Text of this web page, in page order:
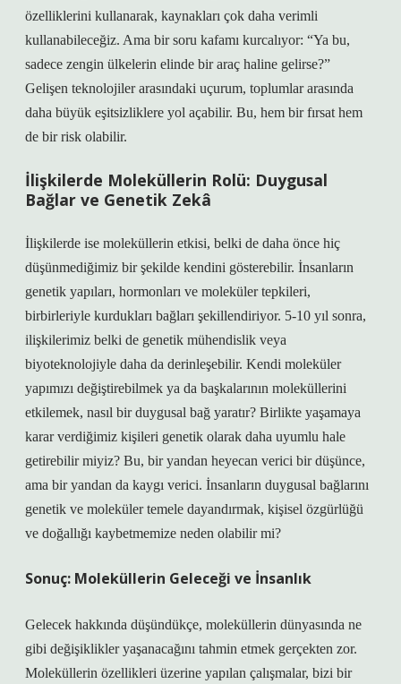
özelliklerini kullanarak, kaynakları çok daha verimli
kullanabileceğiz. Ama bir soru kafamı kurcalıyor: “Ya bu,
sadece zengin ülkelerin elinde bir araç haline gelirse?”
Gelişen teknolojiler arasındaki uçurum, toplumlar arasında
daha büyük eşitsizliklere yol açabilir. Bu, hem bir fırsat hem
de bir risk olabilir.
İlişkilerde Moleküllerin Rolü: Duygusal
Bağlar ve Genetik Zekâ
İlişkilerde ise moleküllerin etkisi, belki de daha önce hiç
düşünmediğimiz bir şekilde kendini gösterebilir. İnsanların
genetik yapıları, hormonları ve moleküler tepkileri,
birbirleriyle kurdukları bağları şekillendiriyor. 5-10 yıl sonra,
ilişkilerimiz belki de genetik mühendislik veya
biyoteknolojiyle daha da derinleşebilir. Kendi moleküler
yapımızı değiştirebilmek ya da başkalarının moleküllerini
etkilemek, nasıl bir duygusal bağ yaratır? Birlikte yaşamaya
karar verdiğimiz kişileri genetik olarak daha uyumlu hale
getirebilir miyiz? Bu, bir yandan heyecan verici bir düşünce,
ama bir yandan da kaygı verici. İnsanların duygusal bağlarını
genetik ve moleküler temele dayandırmak, kişisel özgürlüğü
ve doğallığı kaybetmemize neden olabilir mi?
Sonuç: Moleküllerin Geleceği ve İnsanlık
Gelecek hakkında düşündükçe, moleküllerin dünyasında ne
gibi değişiklikler yaşanacağını tahmin etmek gerçekten zor.
Moleküllerin özellikleri üzerine yapılan çalışmalar, bizi bir